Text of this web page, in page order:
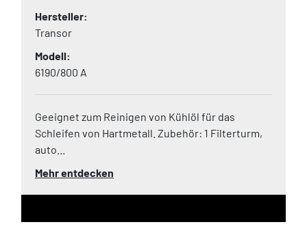
Hersteller
Transor
Modell
6190/800 A
Geeignet zum Reinigen von Kühlöl für das
Schleifen von Hartmetall. Zubehör: 1 Filterturm,
auto...
Mehr entdecken